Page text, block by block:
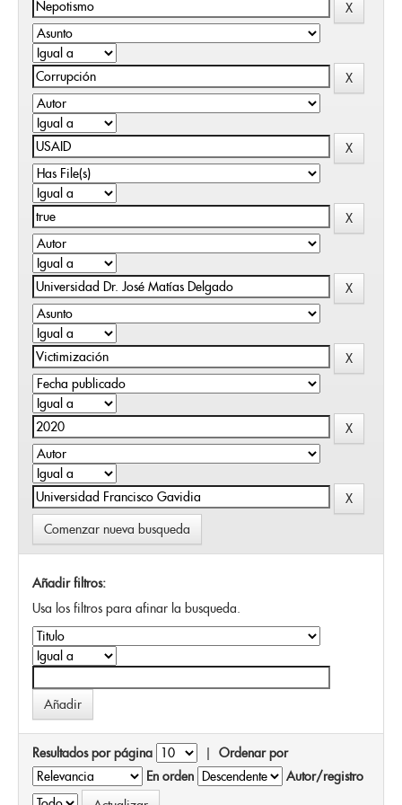
Comenzar nueva busqueda
Añadir filtros:
Usa los filtros para afinar la busqueda.
Resultados por página | Ordenar por
En orden
Autor/registro